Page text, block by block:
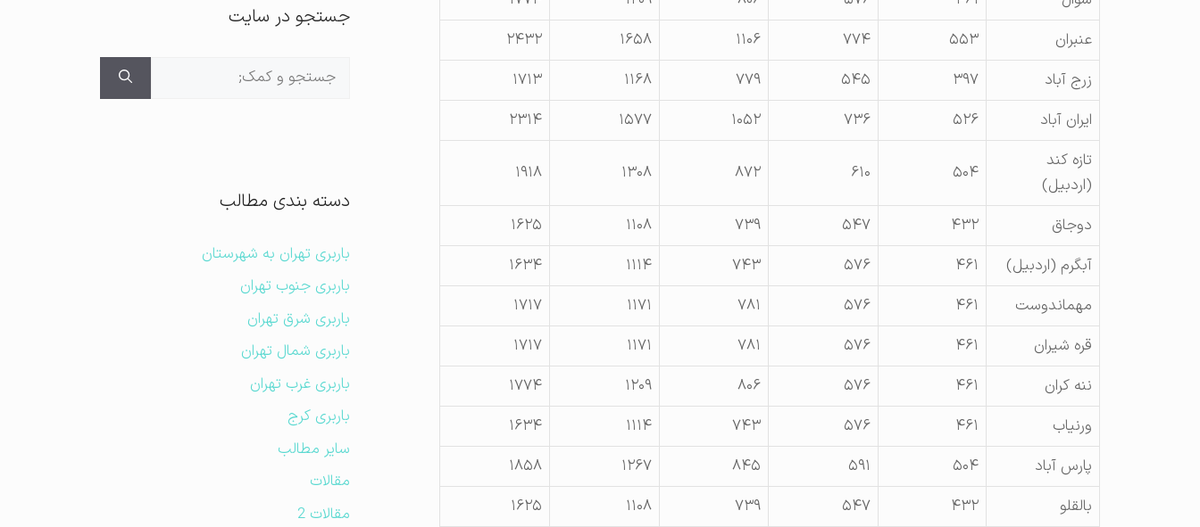
عنبران
۵۵۳ ۷۷۴ ۱۱۰۶ ۱۶۵۸
۲۴۳۲
زرج آباد
۳۹۷ ۵۴۵ ۷۷۹ ۱۱۶۸
۱۷۱۳
ايران آباد
۵۲۶ ۷۳۶ ۱۰۵۲ ۱۵۷۷
۲۳۱۴
تازه کند
(اردبيل)
۵۰۴ ۶۱۰ ۸۷۲ ۱۳۰۸ ۱۹۱۸
دوجاق ۴۳۲ ۵۴۷ ۷۳۹ ۱۱۰۸
۱۶۲۵
آبگرم (اردبيل)
۴۶۱ ۵۷۶ ۷۴۳ ۱۱۱۴
۱۶۳۴
مهماندوست
۴۶۱ ۵۷۶ ۷۸۱ ۱۱۷۱
۱۷۱۷
قره شيران
۴۶۱ ۵۷۶ ۷۸۱ ۱۱۷۱
۱۷۱۷
ننه کران
۴۶۱ ۵۷۶ ۸۰۶ ۱۲۰۹
۱۷۷۴
ورنياب
۴۶۱ ۵۷۶ ۷۴۳ ۱۱۱۴
۱۶۳۴
پارس آباد
۵۰۴ ۵۹۱ ۸۴۵ ۱۲۶۷
۱۸۵۸
بالقلو
۴۳۲ ۵۴۷ ۷۳۹ ۱۱۰۸
۱۶۲۵
جستجو در سایت
جستجوی
دسته بندی مطالب
باربری تهران به شهرستان
باربری جنوب تهران
باربری شرق تهران
باربری شمال تهران
باربری غرب تهران
باربری کرج
سایر مطالب
مقالات
مقالات 2